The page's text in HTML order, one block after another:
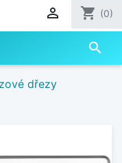
 shopping_cart (0)
search
dřezy